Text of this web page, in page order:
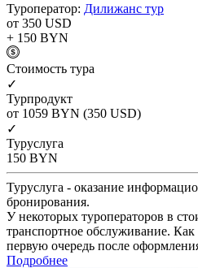
Туроператор: Дилижанс тур
от 350 USD
+ 150 BYN
Cтоимость тура
✓
Турпродукт
от 1059 BYN (350 USD)
✓
Туруслуга
150 BYN
Туруслуга - оказание
бронирования.
У некоторых туроператоров в
транспортное обслуживание. Как
первую очередь после
Подробнее